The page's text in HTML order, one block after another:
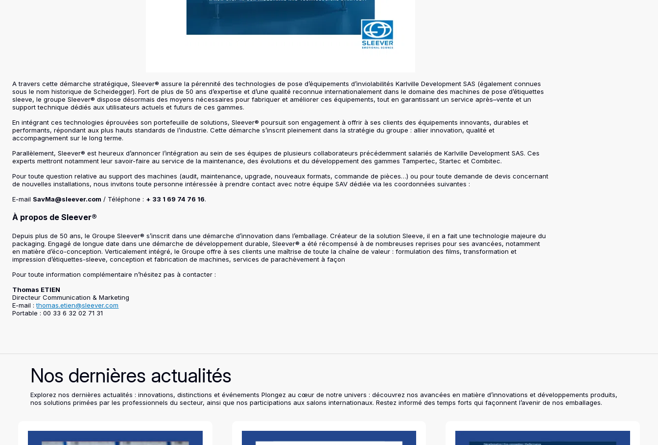
A travers cette démarche stratégique, Sleever® assure la pérennité des technologies de pose d’équipements d’inviolabilités Karlville Development SAS (également connues
sous le nom historique deScheidegger). Fort de plus de 50 ans d’expertise et d’une qualité reconnue internationalement dans le domaine des machines de pose d’étiquettes
sleeve, le groupe Sleever® dispose désormais des moyens nécessaires pour fabriquer et améliorer ces équipements, tout en garantissant un service après–vente et un
support technique dédiés aux utilisateurs actuels et futurs de ces gammes.
En intégrant ces technologies éprouvées son portefeuille de solutions, Sleever® poursuit son engagement à offrir à ses clients des équipements innovants, durables et
performants, répondant aux plus hauts standards de l’industrie. Cette démarche s’inscrit pleinement dans la stratégie du groupe : allier innovation, qualité et
accompagnement sur le long terme.
Parallèlement, Sleever® est heureux d’annoncer l’intégration au sein de ses équipes de plusieurs collaborateurs précédemment salariés de Karlville Development SAS. Ces
experts mettront notamment leur savoir-faire au service de la maintenance, des évolutions et du développement des gammes Tampertec, Startec et Combitec.
Pour toute question relative au support des machines (audit, maintenance, upgrade, nouveaux formats, commande de pièces…) ou pour toute demande de devis concernant
de nouvelles installations, nous invitons toute personne intéressée à prendre contact avec notre équipe SAV dédiée via les coordonnées suivantes :
E-mail SavMa@sleever.com / Téléphone : + 33 1 69 74 76 16.
À propos de Sleever®
Depuis plus de 50 ans, le Groupe Sleever® s’inscrit dans une démarche d’innovation dans l’emballage. Créateur de la solution Sleeve, il en a fait une technologie majeure du
packaging. Engagé de longue date dans une démarche de développement durable, Sleever® a été récompensé à de nombreuses reprises pour ses avancées, notamment
en matière d’éco-conception. Verticalement intégré, le Groupe offre à ses clients une maîtrise de toute la chaîne de valeur : formulation des films, transformation et
impression d’étiquettes-sleeve, conception et fabrication de machines, services de parachèvement à façon
Pour toute information complémentaire n’hésitez pas à contacter :
Thomas ETIEN
Directeur Communication & Marketing
E-mail :thomas.etien@sleever.com
Portable : 00 33 6 32 02 71 31
Nos dernières actualités
Explorez nos dernières actualités : innovations, distinctions et événements Plongez au cœur de notre univers : découvrez nos avancées en matière d’innovations et développements produits,
nos solutions primées par les professionnels du secteur, ainsi que nos participations aux salons internationaux. Restez informé des temps forts qui façonnent l’avenir de nos emballages.